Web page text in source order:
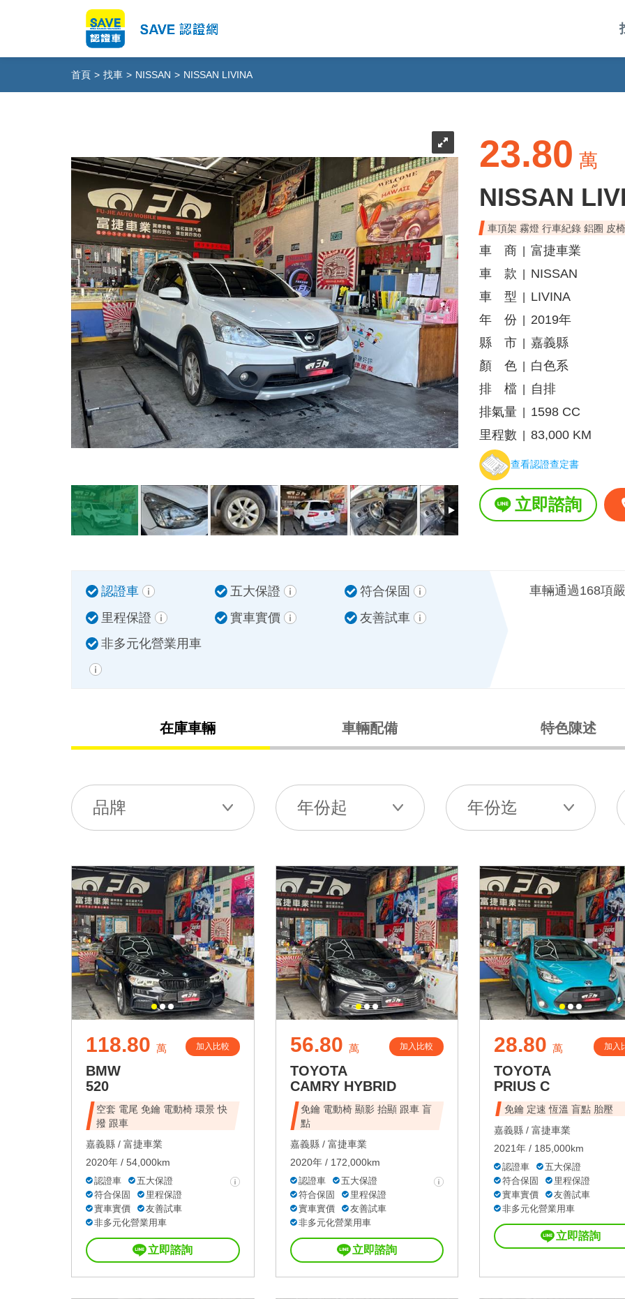
首頁 > 找車 > NISSAN > NISSAN LIVINA
23.80 萬
NISSAN
車頂架 霧燈 行車紀錄 鋁圈 皮
車 商
富捷車業
車 款
NISSAN
車 型
LIVINA
年 份
2019年
縣 市
嘉義縣
顏 色
白色系
排 檔
自排
排氣量
1598 CC
里程數
83,000 KM
查看認證查定書
立即諮詢
認證車 五大保證
符合保固
里程保證
實車實價
友善試車
非多元化營業用車
車輛通過168項
在庫車輛 車輛配備 特色陳述
118.80 萬 加入比較
BMW
520
空套 電尾 免鑰 電動椅 環景 快
撥 跟車
嘉義縣 / 富捷車業
2020年 / 54,000km
認證車
五大保證
符合保固
里程保證
實車實價
友善試車
非多元化營業用車
立即諮詢
56.80 萬 加入比較
TOYOTA
CAMRY HYBRID
免鑰 電動椅 顯影 抬顯 跟車 盲
點
嘉義縣 / 富捷車業
2020年 / 172,000km
認證車
五大保證
符合保固
里程保證
實車實價
友善試車
非多元化營業用車
立即諮詢
28.80 萬 加入
TOYOTA
PRIUS C
免鑰 定速 恆溫 盲點 胎壓
嘉義縣 / 富捷車業
2021年 / 185,000km
認證車
五大保證
符合保固
里程保證
實車實價
友善試車
非多元化營業用車
立即諮詢